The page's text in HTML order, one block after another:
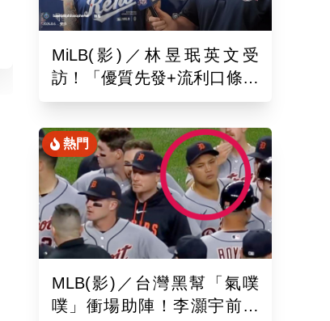
MiLB(影)／林昱珉英文受
訪！「優質先發+流利口條」
被讚爆 網：有Ray的感覺
熱門
MLB(影)／台灣黑幫「氣噗
噗」衝場助陣！李灝宇前輩